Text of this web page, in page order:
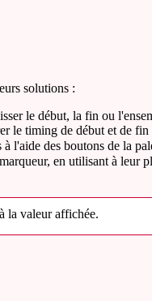
solutions :
le début, la fin ou
le timing de début et de fin
à l'aide des boutons de la
en utilisant à leur
la valeur affichée.